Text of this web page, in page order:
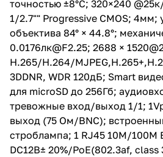
слот для microSD до 256Гб;
аудиовход/выход 1/1;
тревожные вход/выход 1/1; 1Vp-
p композитный выход (75
Ом/BNC); встроенный динамик
и строблампа; 1 RJ45 10M/100M
Ethernet; питание DC12В±
20%/PoE(802.3af, class 3); 8Вт;
-40 °C...+65 °C; IP66; подавитель
напряжения переходных
процессов TVS 6000B для
грозозащиты; 1.76кг.
точностью ±8°C; 320×240
1/2.7"" Progressive CMOS; 4мм;
объектива 84° × 44.8°;
0.0176лк@F2.25; 2688 ×
H.265/H.264/
3DDNR, WDR 120дБ; Smart
для microSD до 256Гб;
тревожные вход/выход 1/1;
выход (75 Ом/BNC);
строблампа; 1 RJ45 10M/100M
DC12В± 20%/PoE(802.3af, class